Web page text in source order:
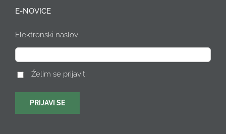
E-NOVICE
Elektronski naslov
Želim se prijaviti